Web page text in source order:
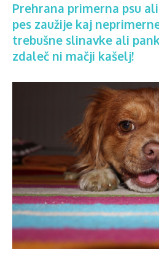
Prehrana primerna psu
pes zaužije kaj
trebušne slinavke ali
zdaleč ni mačji kašelj!